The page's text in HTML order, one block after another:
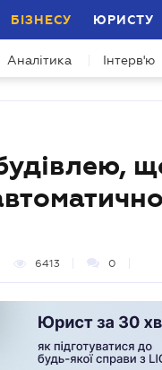
БІЗНЕСУ ЮРИСТУ
Аналітика Інтерв'ю
6413 0